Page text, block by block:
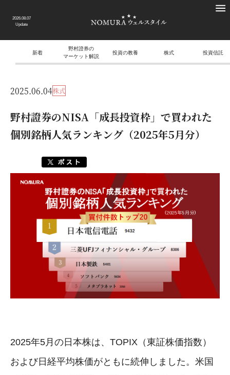
2026.08.07
Update
新着
野村證券の
マーケット解説
投資の教養 株式 投資信託
2025.06.04株式
野村證券のNISA「成長投資枠」で買われた
個別銘柄人気ランキング（2025年5月分）
2025年5月の日本株は、TOPIX（東証株価指数）
および日経平均株価がともに続伸しました。米国